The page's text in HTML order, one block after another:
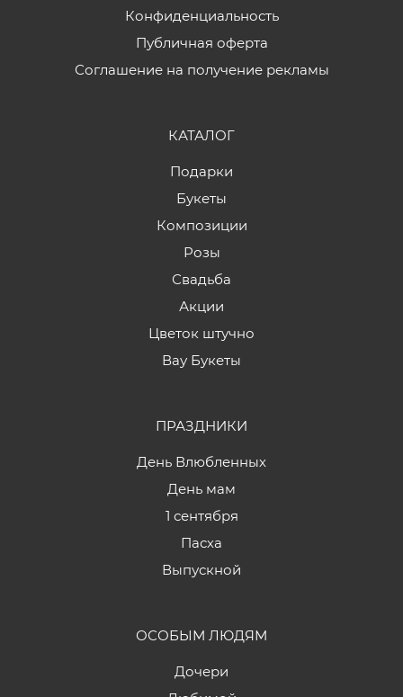
Конфиденциальность
Публичная оферта
Соглашение на получение рекламы
КАТАЛОГ
Подарки
Букеты
Композиции
Розы
Свадьба
Акции
Цветок штучно
Вау Букеты
ПРАЗДНИКИ
День Влюбленных
День мам
1 сентября
Пасха
Выпускной
ОСОБЫМ ЛЮДЯМ
Дочери